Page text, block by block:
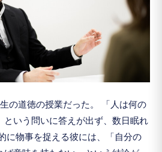
の道徳の授業だった。 「人は何の
という問いに答えが出ず、数日眠れ
に物事を捉える彼には、「自分の